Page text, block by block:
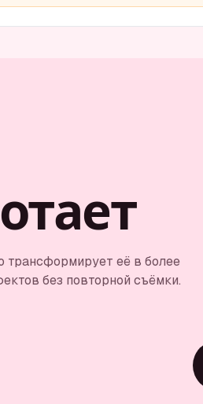
трансформирует её в более
без повторной съёмки.